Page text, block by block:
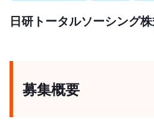
日研トータルソーシング
募集概要